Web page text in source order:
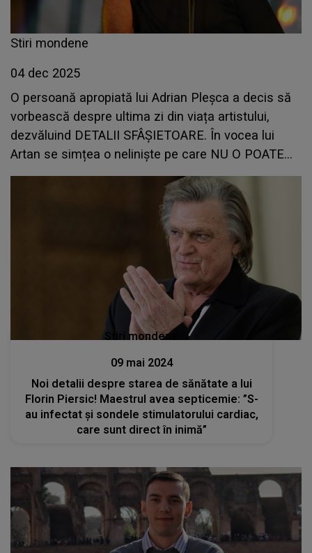
Stiri mondene
04 dec 2025
O persoană apropiată lui Adrian Pleșca a decis să
vorbească despre ultima zi din viața artistului,
dezvăluind DETALII SFÂȘIETOARE. În vocea lui
Artan se simțea o neliniște pe care NU O POATE
UITA: "Era așa, ceva, ca și cum, nu știu, era o
Stiri mondene
09 mai 2024
Noi detalii despre starea de sănătate a lui
Florin Piersic! Maestrul avea septicemie: ”S-
au infectat şi sondele stimulatorului cardiac,
care sunt direct în inimă”